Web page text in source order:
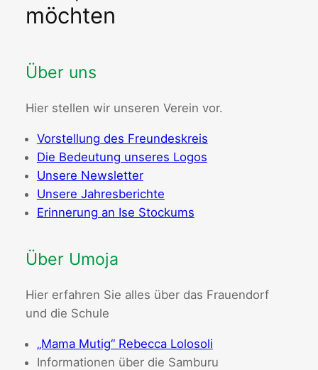
möchten
Über uns
Hier stellen wir unseren Verein vor.
Vorstellung des Freundeskreis
Die Bedeutung unseres Logos
Unsere Newsletter
Unsere Jahresberichte
Erinnerung an Ise Stockums
Über Umoja
Hier erfahren Sie alles über das Frauendorf
und die Schule
„Mama Mutig“ Rebecca Lolosoli
Informationen über die Samburu